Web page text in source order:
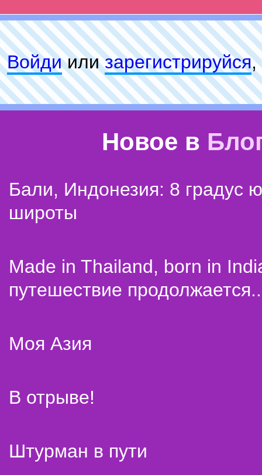
Войдиилизарeгиcтpируйся,
Новое в
Бали, Индонезия: 8 градус
широты
Made in Thailand, born in
путешествие
Моя Азия
В отрыве!
Штурман в пути